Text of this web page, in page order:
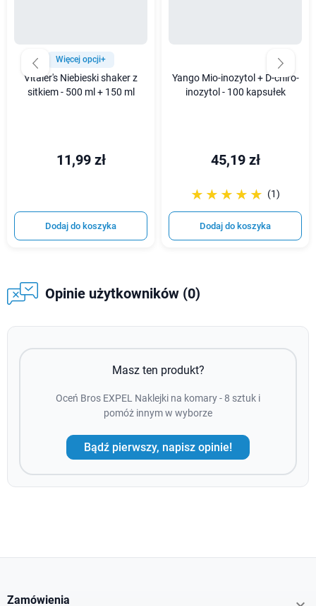
Więcej opcji+
Vitaler's Niebieski shaker z
sitkiem - 500 ml + 150 ml
11,99 zł
Dodaj do koszyka
Yango Mio-inozytol + D-chiro-
inozytol - 100 kapsułek
45,19 zł
☆☆☆☆☆
★★★★★ (1)
Dodaj do koszyka
Opinie użytkowników (0)
Masz ten produkt?
Oceń Bros EXPEL Naklejki na komary - 8 sztuk i
pomóż innym w wyborze
Bądź pierwszy, napisz opinie!
Zamówienia